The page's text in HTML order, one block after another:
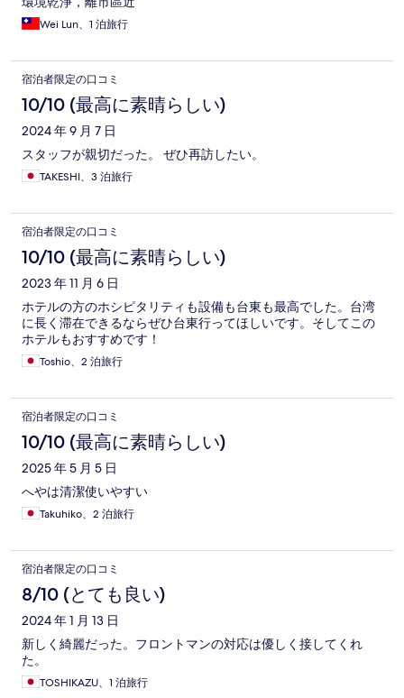
Wei Lun、1 泊旅行
宿泊者限定の口コミ
10/10 (最高に素晴らしい)
2024 年 9 月 7 日
スタッフが親切だった。 ぜひ再訪したい。
TAKESHI、3 泊旅行
宿泊者限定の口コミ
10/10 (最高に素晴らしい)
2023 年 11 月 6 日
ホテルの方のホシピタリティも設備も台東も最高でした。台湾
に長く滞在できるならぜひ台東行ってほしいです。そしてこの
ホテルもおすすめです！
Toshio、2 泊旅行
宿泊者限定の口コミ
10/10 (最高に素晴らしい)
2025 年 5 月 5 日
へやは清潔使いやすい
Takuhiko、2 泊旅行
宿泊者限定の口コミ
8/10 (とても良い)
2024 年 1 月 13 日
新しく綺麗だった。フロントマンの対応は優しく接してくれ
た。
TOSHIKAZU、1 泊旅行